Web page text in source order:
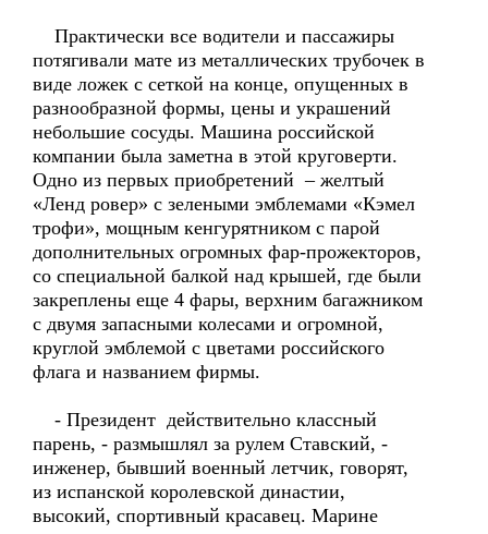
Практически все водители и пассажиры
потягивали мате из металлических трубочек в
виде ложек с сеткой на конце, опущенных в
разнообразной формы, цены и украшений
небольшие сосуды. Машина российской
компании была заметна в этой круговерти.
Одно из первых приобретений – желтый
«Ленд ровер» с зелеными эмблемами «Кэмел
трофи», мощным кенгурятником с парой
дополнительных огромных фар-прожекторов,
со специальной балкой над крышей, где были
закреплены еще 4 фары, верхним багажником
с двумя запасными колесами и огромной,
круглой эмблемой с цветами российского
флага и названием фирмы.
- Президент действительно классный
парень, - размышлял за рулем Ставский, -
инженер, бывший военный летчик, говорят,
из испанской королевской династии,
высокий, спортивный красавец. Марине